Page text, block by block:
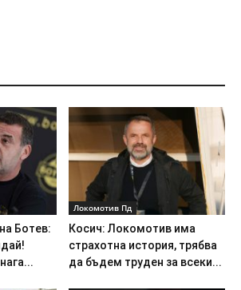
Ботев:
Локомотив Пд
Косич: Локомотив има
страхотна история, трябва
да бъдем труден за всеки...